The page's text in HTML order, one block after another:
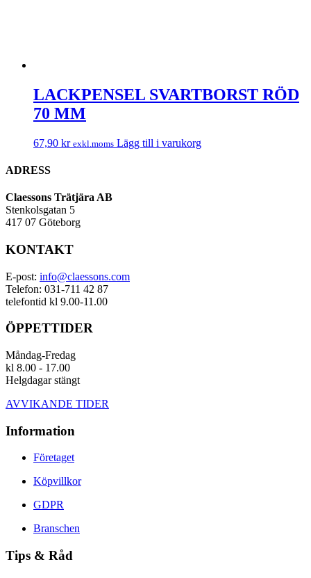
LACKPENSEL SVARTBORST RÖD
70 MM
67,90 kr exkl.moms Lägg till i varukorg
ADRESS
Claessons Trätjära AB
Stenkolsgatan 5
417 07 Göteborg
KONTAKT
E-post: info@claessons.com
Telefon: 031-711 42 87
telefontid kl 9.00-11.00
ÖPPETTIDER
Måndag-Fredag
kl 8.00 - 17.00
Helgdagar stängt
AVVIKANDE TIDER
Information
Företaget
Köpvillkor
GDPR
Branschen
Tips & Råd